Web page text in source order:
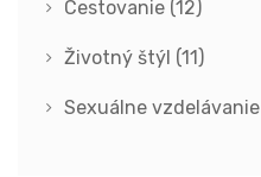
Cestovanie (12)
Životný štýl (11)
Sexuálne vzdelávanie